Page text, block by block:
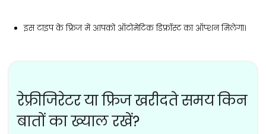
इस टाइप के फ्रिज में आपको ऑटोमेटिक डिफ्रॉस्ट का ऑप्शन मिलेगा।
रेफ्रीजिरेटर या फ्रिज खरीदते समय किन
बातों का ख्याल रखें?